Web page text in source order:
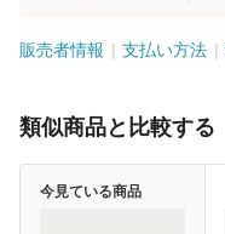
販売者情報 支払い方法
類似商品と比較する
今見ている商品